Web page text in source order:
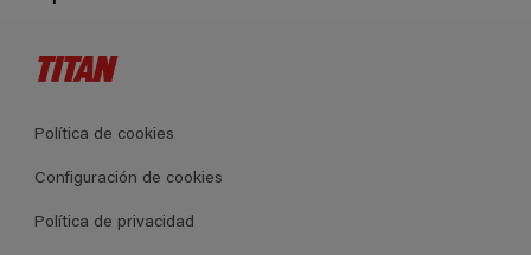
Tiendas
Mapa del sitio
Política de cookies
Configuración de cookies
Política de privacidad